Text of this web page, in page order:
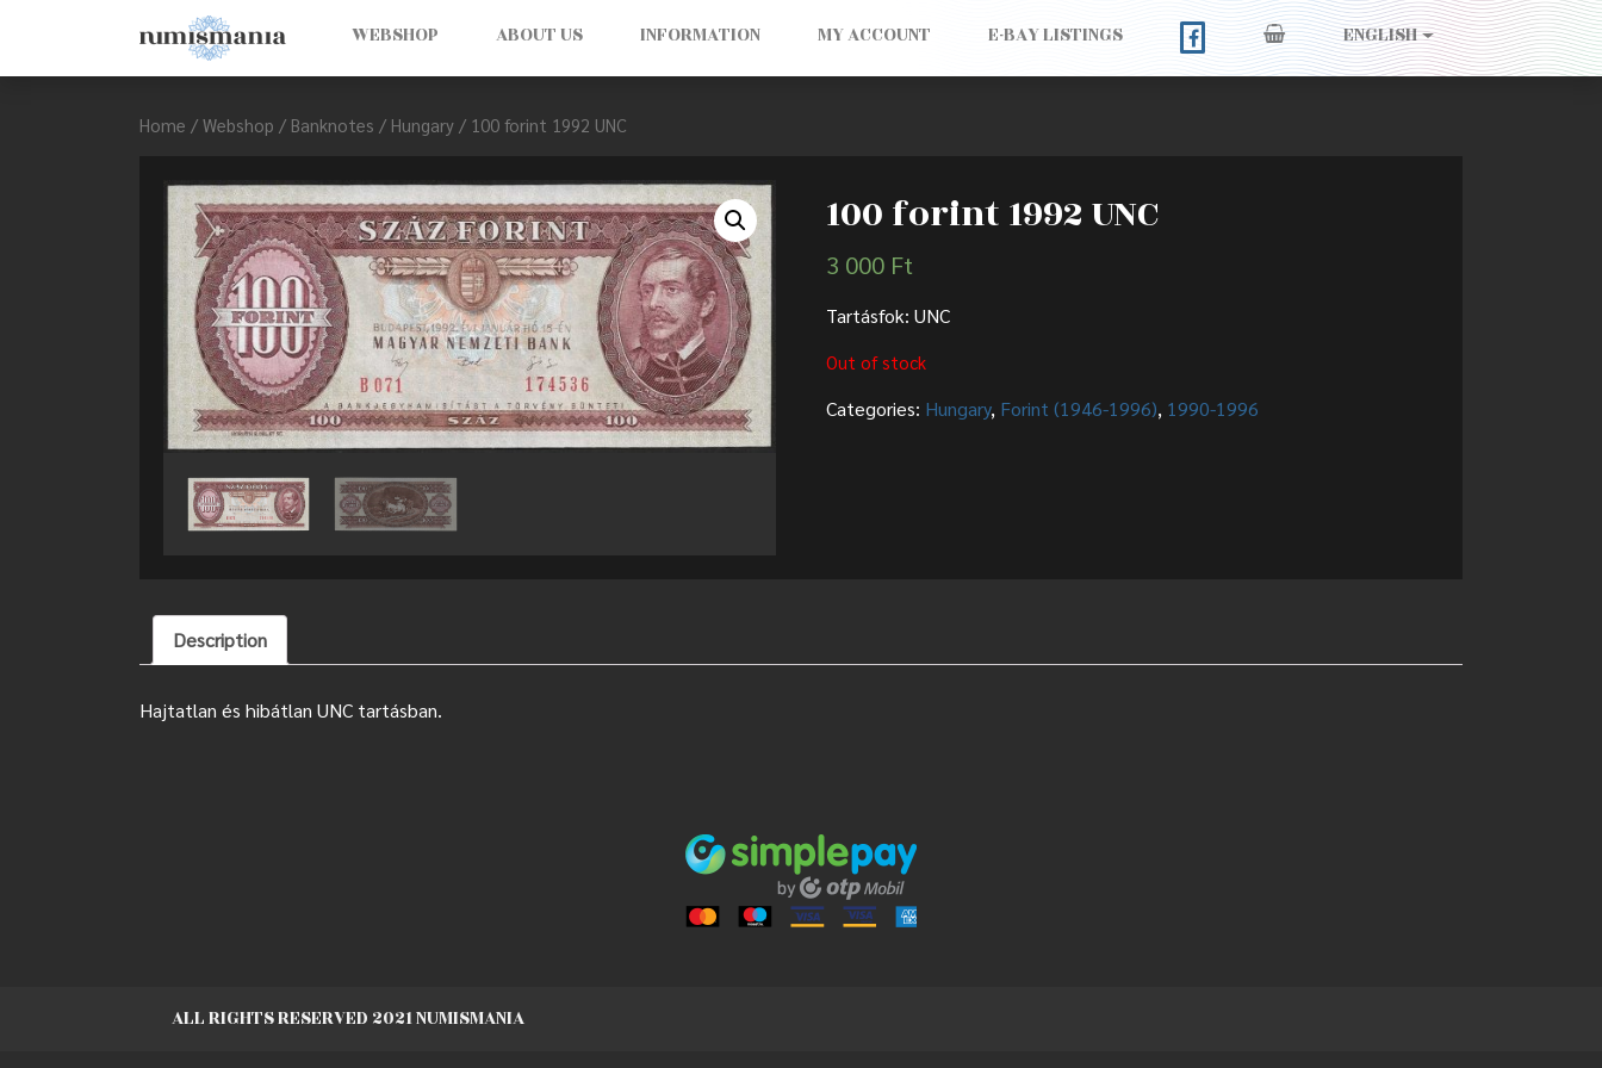
WEBSHOP ABOUT US INFORMATION MY ACCOUNT E-BAY LISTINGS ENGLISH
Home / Webshop / Banknotes / Hungary / 100 forint 1992 UNC
100 forint 1992 UNC
3 000 Ft
Tartásfok: UNC
Out of stock
Categories: Hungary, Forint (1946-1996), 1990-1996
Description
Hajtatlan és hibátlan UNC tartásban.
ALL RIGHTS RESERVED 2021 NUMISMANIA